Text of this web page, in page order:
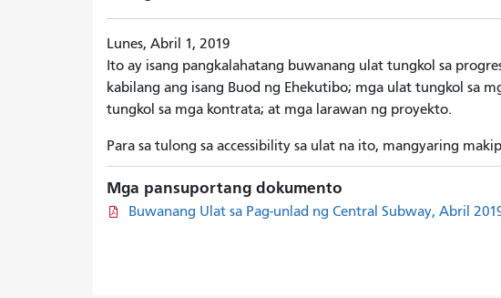
Lunes, Abril 1, 2019
Ito ay isang pangkalahatang buwanang ulat tungkol sa
kabilang ang isang Buod ng Ehekutibo; mga ulat tungkol sa
tungkol sa mga kontrata; at mga larawan ng proyekto.
Para sa tulong sa accessibility sa ulat na ito, mangyaring
Mga pansuportang dokumento
Buwanang Ulat sa Pag-unlad ng Central Subway, Abril